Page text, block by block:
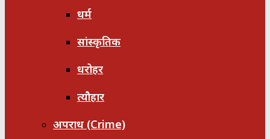
धर्म
सांस्कृतिक
धरोहर
त्यौहार
अपराध (Crime)